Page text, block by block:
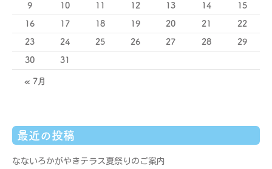
9 10 11 12 13 14 15
16 17 18 19 20 21 22
23 24 25 26 27 28 29
30 31
« 7月
最近の投稿
なないろかがやきテラス夏祭りのご案内